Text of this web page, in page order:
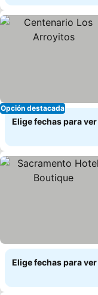
Opción destacada
Elige fechas para
Elige fechas para